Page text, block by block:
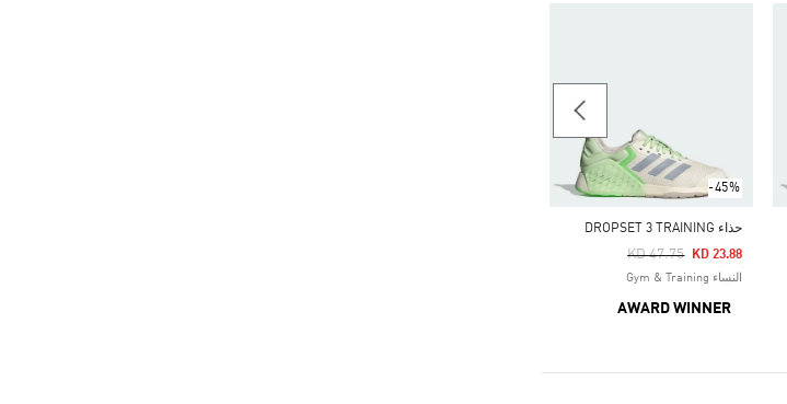
-45%
حذاء DROPSET 3 TRAINING
Price Reduced From
KD 47.75
To KD 23.88
النساء Gym & Training
AWARD WINNER